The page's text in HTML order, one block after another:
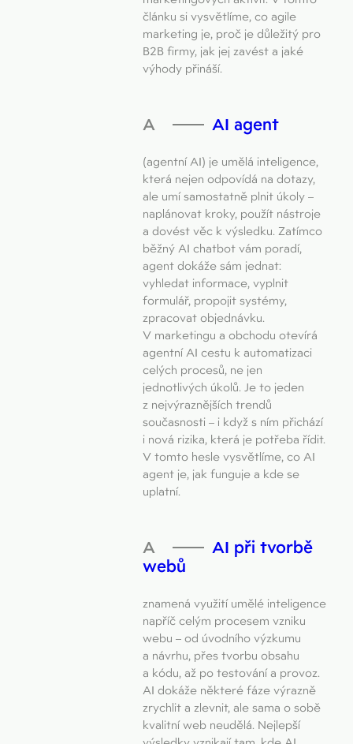
článku si vysvětlíme, co agile
marketing je, proč je důležitý pro
B2B firmy, jak jej zavést a jaké
výhody přináší.
AI agent
(agentní AI) je umělá inteligence,
která nejen odpovídá na dotazy,
ale umí samostatně plnit úkoly –
naplánovat kroky, použít nástroje
a dovést věc k výsledku. Zatímco
běžný AI chatbot vám poradí,
agent dokáže sám jednat:
vyhledat informace, vyplnit
formulář, propojit systémy,
zpracovat objednávku.
V marketingu a obchodu otevírá
agentní AI cestu k automatizaci
celých procesů, ne jen
jednotlivých úkolů. Je to jeden
z nejvýraznějších trendů
současnosti – i když s ním přichází
i nová rizika, která je potřeba řídit.
V tomto hesle vysvětlíme, co AI
agent je, jak funguje a kde se
uplatní.
AI při tvorbě
webů
znamená využití umělé inteligence
napříč celým procesem vzniku
webu – od úvodního výzkumu
a návrhu, přes tvorbu obsahu
a kódu, až po testování a provoz.
AI dokáže některé fáze výrazně
zrychlit a zlevnit, ale sama o sobě
kvalitní web neudělá. Nejlepší